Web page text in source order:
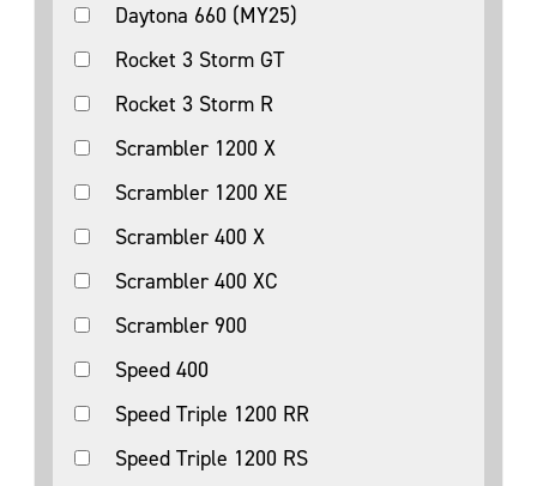
Daytona 660 (MY25)
Rocket 3 Storm GT
Rocket 3 Storm R
Scrambler 1200 X
Scrambler 1200 XE
Scrambler 400 X
Scrambler 400 XC
Scrambler 900
Speed 400
Speed Triple 1200 RR
Speed Triple 1200 RS